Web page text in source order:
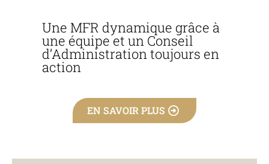
Une MFR dynamique grâce à
une équipe et un Conseil
d’Administration toujours en
action
EN SAVOIR PLUS